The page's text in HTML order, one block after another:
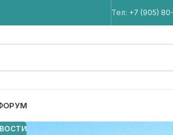
Тел: +7 (905)